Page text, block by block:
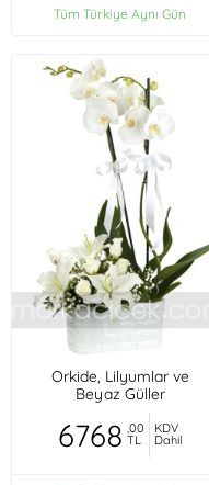
Tüm Türkiye Aynı Gün
Orkide, Lilyumlar ve
Beyaz Güller
6768 ,00
TL
KDV
Dahil